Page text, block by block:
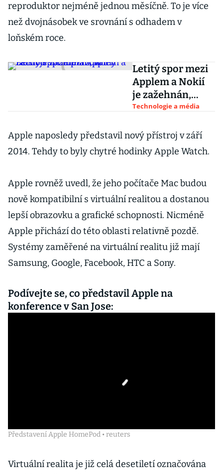
reproduktor nejméně jednou měsíčně. To je více
než dvojnásobek ve srovnání s odhadem v
loňském roce.
Letitý spor mezi
Applem a Nokií
je zažehnán,
firmy začnou
Technologie a média
Apple naposledy představil nový přístroj v září
2014. Tehdy to byly chytré hodinky Apple Watch.
Apple rovněž uvedl, že jeho počítače Mac budou
nově kompatibilní s virtuální realitou a dostanou
lepší obrazovku a grafické schopnosti. Nicméně
Apple přichází do této oblasti relativně pozdě.
Systémy zaměřené na virtuální realitu již mají
Samsung, Google, Facebook, HTC a Sony.
Podívejte se, co představil Apple na
konference v San Jose:
Představení Apple HomePod • reuters
Virtuální realita je již celá desetiletí označována